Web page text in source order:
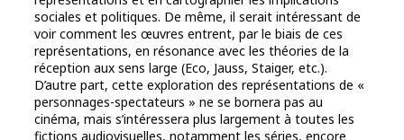
sociales et politiques. De même, il serait intéressant de
voir comment les œuvres entrent, par le biais de ces
représentations, en résonance avec les théories de la
réception aux sens large (Eco, Jauss, Staiger, etc.).
D’autre part, cette exploration des représentations de «
personnages-spectateurs » ne se bornera pas au
cinéma, mais s’intéressera plus largement à toutes les
fictions audiovisuelles, notamment les séries, encore